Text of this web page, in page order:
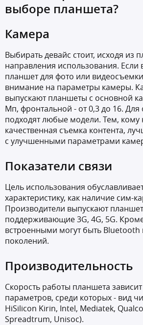
выборе планшета?
Камера
Выбирать девайс стоит, исходя из
направления использования.
планшет для фото или
внимание на параметры камеры.
выпускают планшеты с основной
Мп, фронтальной - от 0,3 до 16.
подходят любые модели. Тем, кому
качественная съемка контента,
с улучшенными параметрами
Показатели связи
Цель использования
характеристику, как наличие сим-
Производители выпускают
поддерживающие 3G, 4G, 5G.
встроенными могут быть Bluetooth
поколений.
Производительность
Скорость работы планшета
параметров, среди которых - вид
HiSilicon Kirin, Intel, Mediatek,
Spreadtrum, Unisoc).